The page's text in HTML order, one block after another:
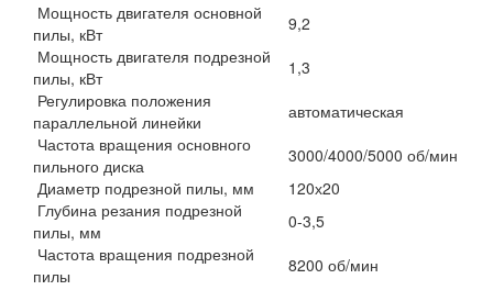
Мощность двигателя основной
пилы, кВт
9,2
Мощность двигателя подрезной
пилы, кВт
1,3
Регулировка положения
параллельной линейки
автоматическая
Частота вращения основного
пильного диска
3000/4000/5000 об/мин
Диаметр подрезной пилы, мм
120х20
Глубина резания подрезной
пилы, мм
0-3,5
Частота вращения подрезной
пилы
8200 об/мин